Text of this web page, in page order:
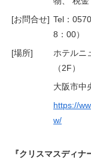
[お問合せ] Tel：
8：00）
[場所]
ホテルニ
（2F）
大阪市中
https://
w/
『クリスマスディ